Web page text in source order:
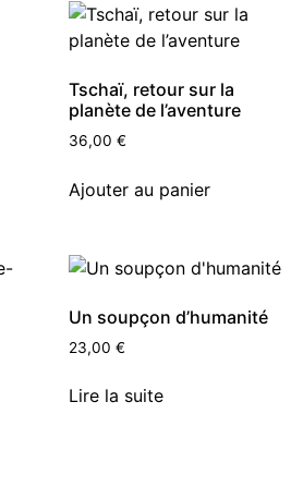
Tschaï, retour sur la
planète de l’aventure
36,00 €
Ajouter au panier
Un soupçon d’humanité
23,00 €
Lire la suite